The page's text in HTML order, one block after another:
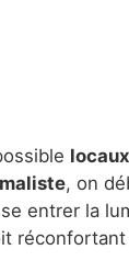
, on
entrer la